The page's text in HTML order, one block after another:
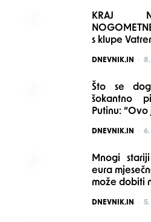
KRAJ
s klupe
POSTED
DNEVNIK.IN 8.
Što se
šokantno
Putinu:
POSTED
DNEVNIK.IN 6.
Mnogi
eura
može dobiti
POSTED
DNEVNIK.IN 5.